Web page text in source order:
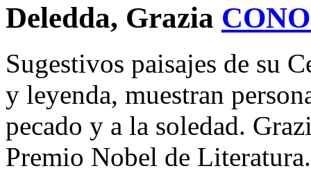
Deledda, Grazia
Sugestivos paisajes de su
y leyenda, muestran
pecado y a la soledad.
Premio Nobel de Literatura.